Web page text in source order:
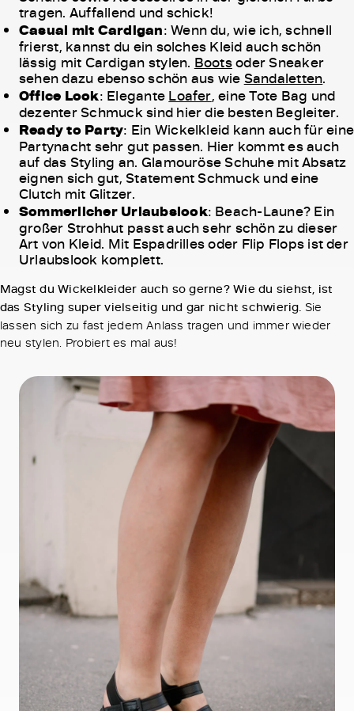
tragen. Auffallend und schick!
Casual mit Cardigan: Wenn du, wie ich, schnell
frierst, kannst du ein solches Kleid auch schön
lässig mit Cardigan stylen. Bootsoder Sneaker
sehen dazu ebenso schön aus wie Sandaletten.
Office Look: Elegante Loafer, eine Tote Bag und
dezenter Schmuck sind hier die besten Begleiter.
Ready to Party: Ein Wickelkleid kann auch für eine
Partynacht sehr gut passen. Hier kommt es auch
auf das Styling an. Glamouröse Schuhe mit Absatz
eignen sich gut, Statement Schmuck und eine
Clutch mit Glitzer.
Sommerlicher Urlaubslook: Beach-Laune? Ein
großer Strohhut passt auch sehr schön zu dieser
Art von Kleid. Mit Espadrilles oder Flip Flops ist der
Urlaubslook komplett.
Magst du Wickelkleider auch so gerne? Wie du siehst, ist
das Styling super vielseitig und gar nicht schwierig. Sie
lassen sich zu fast jedem Anlass tragen und immer wieder
neu stylen. Probiert es mal aus!